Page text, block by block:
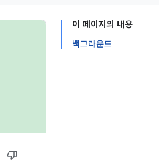
이 페이지의 내용
백그라운드